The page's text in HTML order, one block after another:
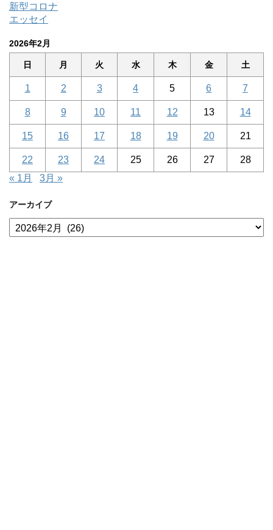
新型コロナ
エッセイ
2026年2月
日 月 火 水 木 金 土
1 2 3 4 5 6 7
8 9 10 11 12 13 14
15 16 17 18 19 20 21
22 23 24 25 26 27
28
« 1月
3月 »
アーカイブ
ア
ー